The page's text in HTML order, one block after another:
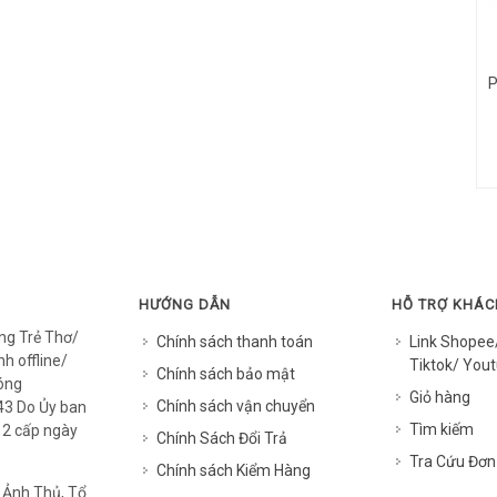
Trẻ Thơ/
offline/
Do Ủy ban
cấp ngày
Thủ, Tổ
HƯỚNG DẪN
Chính sách thanh toán
Chính sách bảo mật
Chính sách vận chuyển
Chính Sách Đổi Trả
Chính sách Kiểm Hàng
HỖ TRỢ
Link
Tiktok/
Giỏ hàng
Tìm kiếm
Tra Cứu